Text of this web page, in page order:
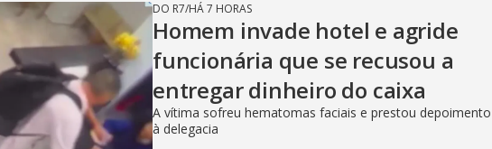
DO R7/HÁ 7 HORAS
Homem invade hotel e agride
funcionária que se recusou a
entregar dinheiro do caixa
A vítima sofreu hematomas faciais e prestou depoimento
à delegacia